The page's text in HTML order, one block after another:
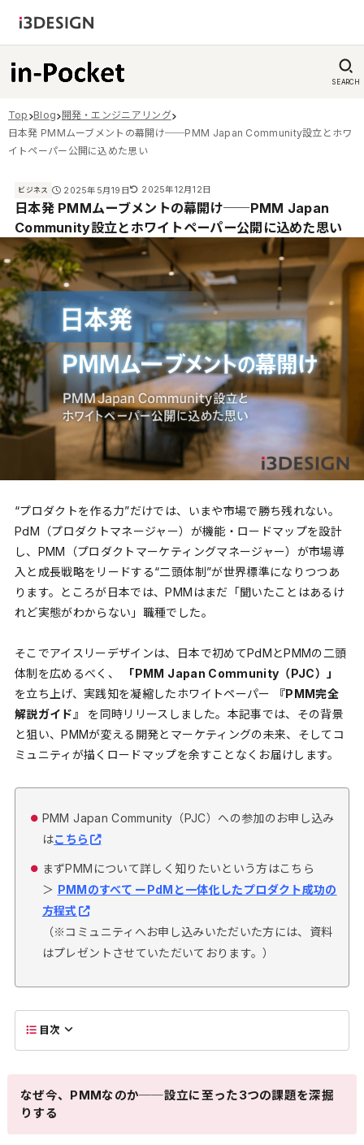
SEARCH
Top Blog
開発・エンジニアリング
日本発 PMMムーブメントの幕開け──PMM Japan Community設立とホワ
イトペーパー公開に込めた思い
ビジネス 2025年5月19日 2025年12月12日
日本発 PMMムーブメントの幕開け──PMM Japan
Community設立とホワイトペーパー公開に込めた思い
“プロダクトを作る力”だけでは、いまや市場で勝ち残れない。
PdM（プロダクトマネージャー）が機能・ロードマップを設計
し、PMM（プロダクトマーケティングマネージャー）が市場導
入と成長戦略をリードする“二頭体制”が世界標準になりつつあ
ります。ところが日本では、PMMはまだ「聞いたことはあるけ
れど実態がわからない」職種でした。
そこでアイスリーデザインは、日本で初めてPdMとPMMの二頭
体制を広めるべく、
「PMM Japan Community（PJC）」
を立ち上げ、実践知を凝縮したホワイトペーパー
『PMM完全
解説ガイド』
を同時リリースしました。本記事では、その背景
と狙い、PMMが変える開発とマーケティングの未来、そしてコ
ミュニティが描くロードマップを余すことなくお届けします。
PMM Japan Community（PJC）への参加のお申し込み
はこちら
まずPMMについて詳しく知りたいという方はこちら
＞ PMMのすべて ーPdMと一体化したプロダクト成功の
方程式
（※コミュニティへお申し込みいただいた方には、資料
はプレゼントさせていただいております。）
目次
なぜ今、PMMなのか──設立に至った3つの課題を深掘
りする